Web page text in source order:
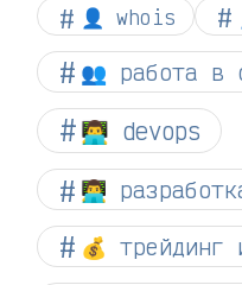
👤 whois
👥 работа в
👨‍💻 devops
👨‍💻
💰 трейдинг